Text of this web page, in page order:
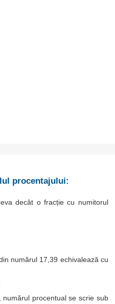
procentajului:
decât o fracție cu numitorul
numărul 17,39 echivalează cu
procentual se scrie sub